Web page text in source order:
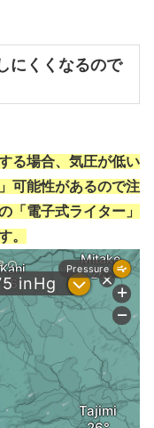
にくくなるので
る場合、気圧が低い
可能性があるので注
「電子式ライター」
。